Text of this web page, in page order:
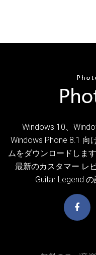
Windows 10、
Windows Phone 8.1 向
ムをダウンロードしま
最新のカスタマー レ
Guitar Legend